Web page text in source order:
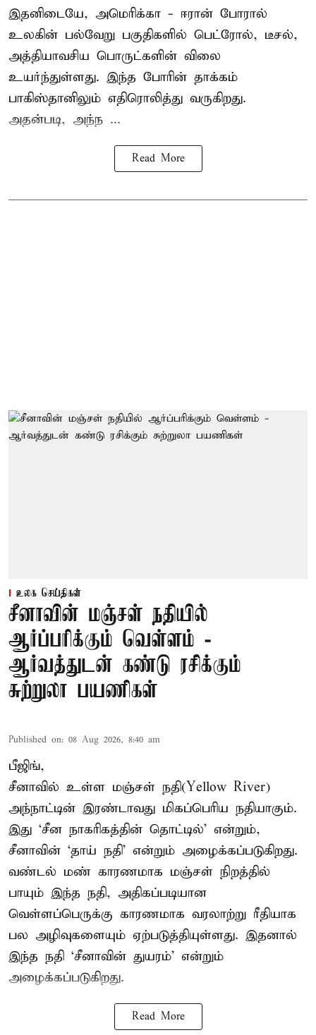
இதனிடையே, அமெரிக்கா - ஈரான் போரால்
உலகின் பல்வேறு பகுதிகளில் பெட்ரோல், டீசல்,
அத்தியாவசிய பொருட்களின் விலை
உயர்ந்துள்ளது. இந்த போரின் தாக்கம்
பாகிஸ்தானிலும் எதிரொலித்து வருகிறது.
அதன்படி, அந்ந ...
Read More
உலக செய்திகள்
சீனாவின் மஞ்சள் நதியில்
ஆர்ப்பரிக்கும் வெள்ளம் -
ஆர்வத்துடன் கண்டு ரசிக்கும்
சுற்றுலா பயணிகள்
Published on: 08 Aug 2026, 8:40 am
பீஜிங்,
சீனாவில் உள்ள மஞ்சள் நதி(Yellow River)
அந்நாட்டின் இரண்டாவது மிகப்பெரிய நதியாகும்.
இது ‘சீன நாகரிகத்தின் தொட்டில்’ என்றும்,
சீனாவின் ‘தாய் நதி’ என்றும் அழைக்கப்படுகிறது.
வண்டல் மண் காரணமாக மஞ்சள் நிறத்தில்
பாயும் இந்த நதி, அதிகப்படியான
வெள்ளப்பெருக்கு காரணமாக வரலாற்று ரீதியாக
பல அழிவுகளையும் ஏற்படுத்தியுள்ளது. இதனால்
இந்த நதி ‘சீனாவின் துயரம்’ என்றும்
அழைக்கப்படுகிறது.
Read More